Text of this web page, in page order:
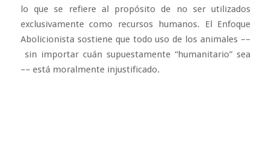
lo que se refiere al propósito de no ser utilizados
exclusivamente como recursos humanos. El Enfoque
Abolicionista sostiene que todo uso de los animales ––
sin importar cuán supuestamente “humanitario” sea
–– está moralmente injustificado.